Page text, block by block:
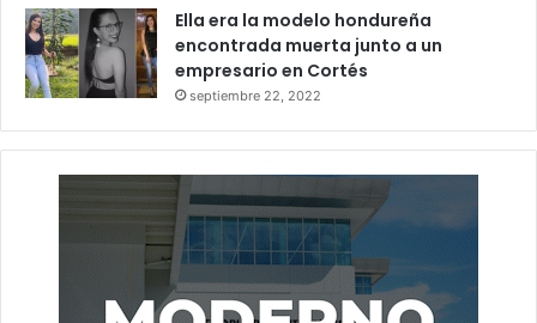
Ella era la modelo hondureña
encontrada muerta junto a un
empresario en Cortés
septiembre 22, 2022